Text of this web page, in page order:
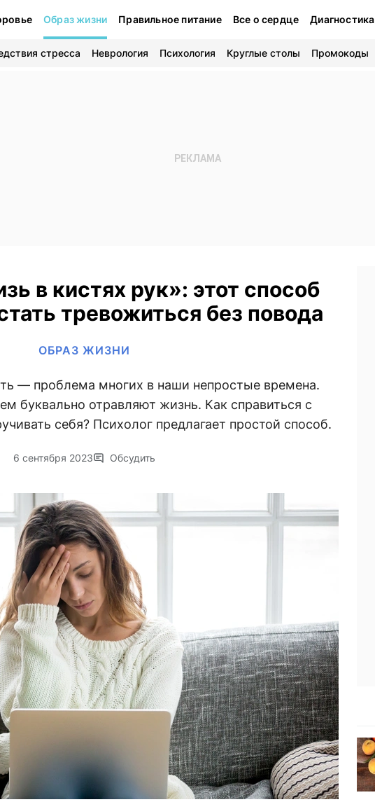
Образ жизни Правильное питание Все о сердце Диагностика
стресса Неврология Психология Круглые столы Промокоды
в кистях рук»: этот способ
тревожиться без повода
ОБРАЗ ЖИЗНИ
— проблема многих в наши непростые времена.
буквально отравляют жизнь. Как справиться с
себя? Психолог предлагает простой способ.
6 сентября 2023 Обсудить